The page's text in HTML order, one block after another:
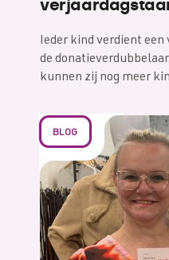
Ieder kind verdient
de
kunnen zij nog meer
BLOG